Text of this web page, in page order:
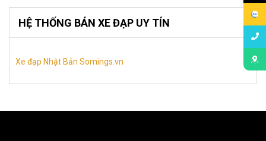
HỆ THỐNG BÁN XE ĐẠP UY TÍN
Xe đạp Nhật Bản Somings.vn